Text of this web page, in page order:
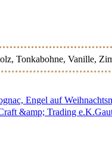
, Tonkabohne, Vanille,
Engel auf
&amp; Trading